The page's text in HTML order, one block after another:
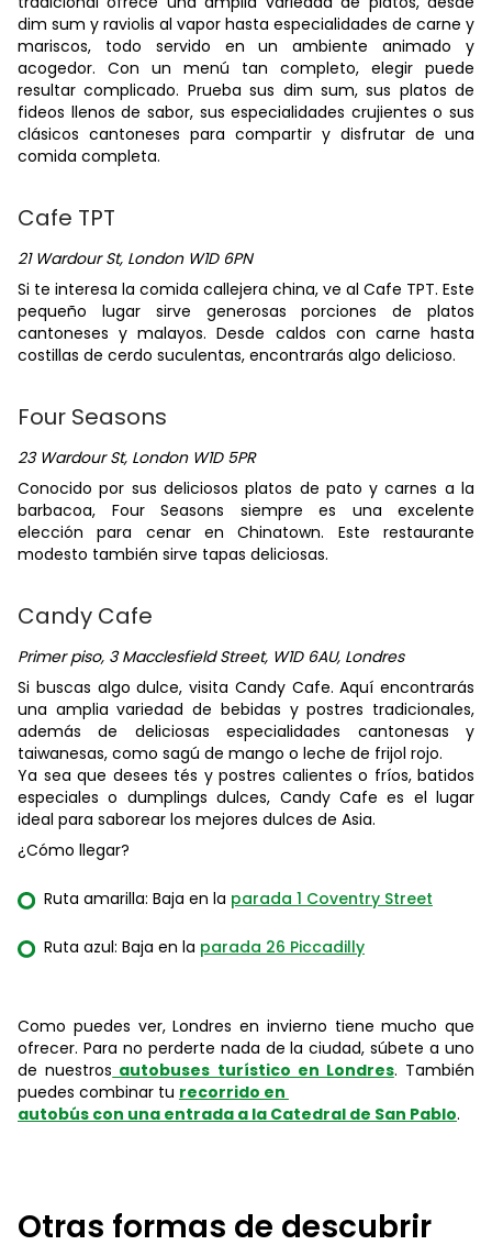
dim sum y raviolis al vapor hasta especialidades de carne y
mariscos, todo servido en un ambiente animado y
acogedor. Con un menú tan completo, elegir puede
resultar complicado. Prueba sus dim sum, sus platos de
fideos llenos de sabor, sus especialidades crujientes o sus
clásicos cantoneses para compartir y disfrutar de una
comida completa.
Cafe TPT
21 Wardour St, London W1D 6PN
Si te interesa la comida callejera china, ve al Cafe TPT. Este
pequeño lugar sirve generosas porciones de platos
cantoneses y malayos. Desde caldos con carne hasta
costillas de cerdo suculentas, encontrarás algo delicioso.
Four Seasons
23 Wardour St, London W1D 5PR
Conocido por sus deliciosos platos de pato y carnes a la
barbacoa, Four Seasons siempre es una excelente
elección para cenar en Chinatown. Este restaurante
modesto también sirve tapas deliciosas.
Candy Cafe
Primer piso, 3 Macclesfield Street, W1D 6AU, Londres
Si buscas algo dulce, visita Candy Cafe. Aquí encontrarás
una amplia variedad de bebidas y postres tradicionales,
además de deliciosas especialidades cantonesas y
taiwanesas, como sagú de mango o leche de frijol rojo.
Ya sea que desees tés y postres calientes o fríos, batidos
especiales o dumplings dulces, Candy Cafe es el lugar
ideal para saborear los mejores dulces de Asia.
¿Cómo llegar?
Ruta amarilla: Baja en la parada 1 Coventry Street
Ruta azul: Baja en la parada 26 Piccadilly
Como puedes ver, Londres en invierno tiene mucho que
ofrecer. Para no perderte nada de la ciudad, súbete a uno
de nuestros autobuses turístico en Londres. También
puedes combinar tu recorrido en
autobús con una entrada a la Catedral de San Pablo.
Otras formas de descubrir